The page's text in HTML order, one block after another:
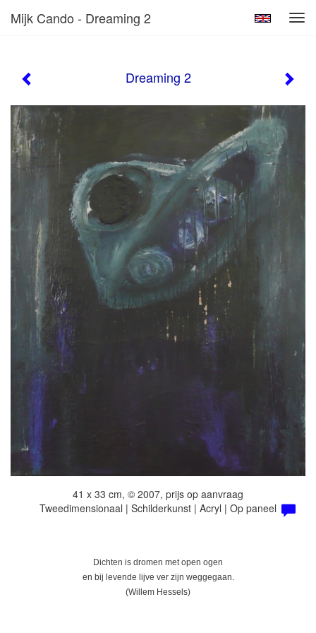
Mijk Cando - Dreaming 2
Dreaming 2
41 x 33 cm, © 2007, prijs op aanvraag
Tweedimensionaal | Schilderkunst | Acryl | Op paneel
Dichten is dromen met open ogen
en bij levende lijve ver zijn weggegaan.
(Willem Hessels)